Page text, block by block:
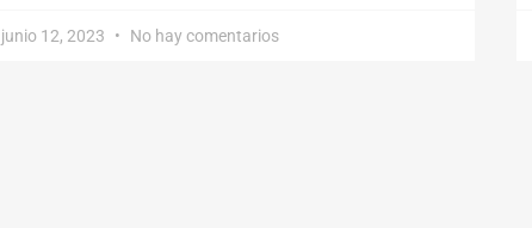
junio 12, 2023 No hay comentarios